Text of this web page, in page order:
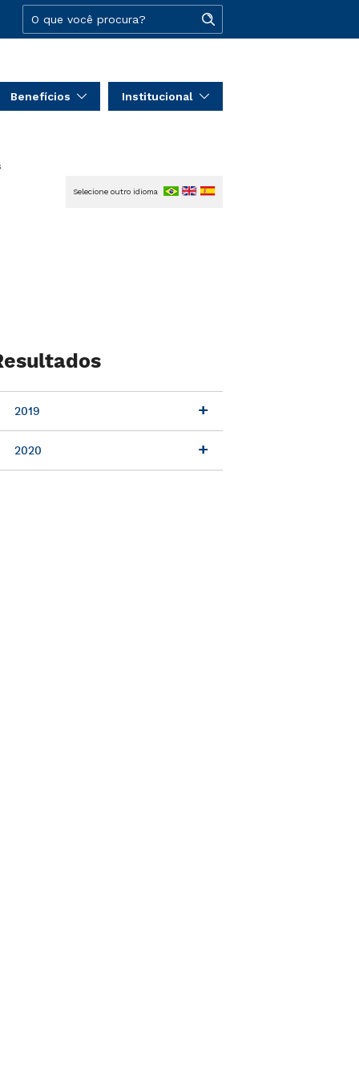
Benefícios Institucional
Selecione outro idioma
2019
2020